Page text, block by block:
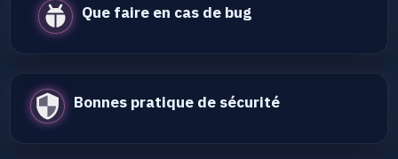
Que faire en cas de bug
Bonnes pratique de sécurité